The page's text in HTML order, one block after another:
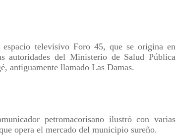
televisivo Foro 45, que se origina en
autoridades del Ministerio de Salud Pública
antiguamente llamado Las Damas.
petromacorisano ilustró con varias
opera el mercado del municipio sureño.